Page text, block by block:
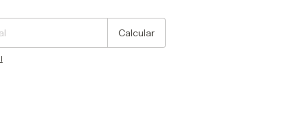
Calcular